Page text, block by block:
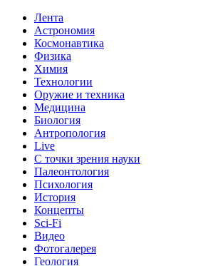
Лента
Астрономия
Космонавтика
Физика
Химия
Технологии
Оружие и техника
Медицина
Биология
Антропология
Live
С точки зрения науки
Палеонтология
Психология
История
Концепты
Sci-Fi
Видео
Фотогалерея
Геология